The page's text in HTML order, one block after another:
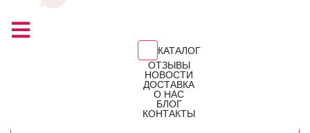
КАТАЛОГ
ОТЗЫВЫ
НОВОСТИ
ДОСТАВКА
О НАС
БЛОГ
КОНТАКТЫ